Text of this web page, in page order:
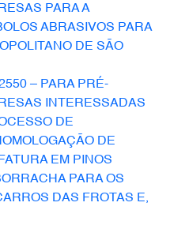
PARA A
ABRASIVOS PARA
DE SÃO
– PARA PRÉ-
INTERESSADAS
DE
DE
EM PINOS
PARA OS
DAS FROTAS E,